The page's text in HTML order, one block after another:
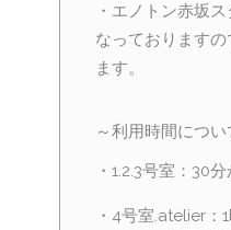
・エノトン赤坂
なっております
ます。
～利用時間につい
・1.2.3号室：30
・4号室.atelier：